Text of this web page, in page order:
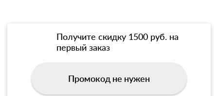
Получите скидку 1500 руб. на
первый заказ
Промокод не нужен